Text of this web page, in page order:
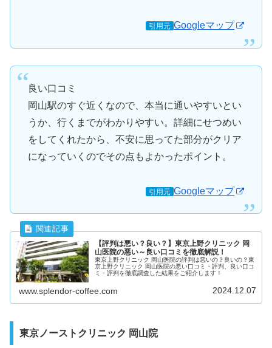
引用元 Googleマップ
良い口コミ
岡山駅のすぐ近くなので、本当に通いやすいとい
うか、行くまでがわかりやすい。詳細にせつめい
をしてくれたから、不安に思ってた部分がクリア
になっていくのでその点もよかったポイント。
引用元 Googleマップ
【評判は悪い？良い？】東京上野クリニック 岡
山医院の悪い～良い口コミを徹底解説！
東京上野クリニック 岡山医院の評判は悪いの？良いの？東
京上野クリニック 岡山医院の悪い口コミ・評判、良い口コ
ミ・評判を徹底調査した結果をご紹介します！
www.splendor-coffee.com 2024.12.07
東京ノーストクリニック 岡山院